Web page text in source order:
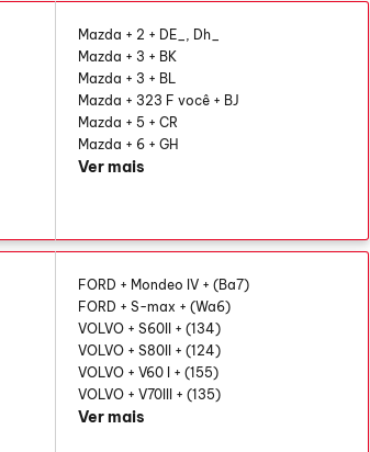
Mazda + 2 + DE_, Dh_
Mazda + 3 + BK
Mazda + 3 + BL
Mazda + 323 F você + BJ
Mazda + 5 + CR
Mazda + 6 + GH
Ver mais
FORD + Mondeo IV + (Ba7)
FORD + S-max + (Wa6)
VOLVO + S60II + (134)
VOLVO + S80II + (124)
VOLVO + V60 I + (155)
VOLVO + V70III + (135)
Ver mais